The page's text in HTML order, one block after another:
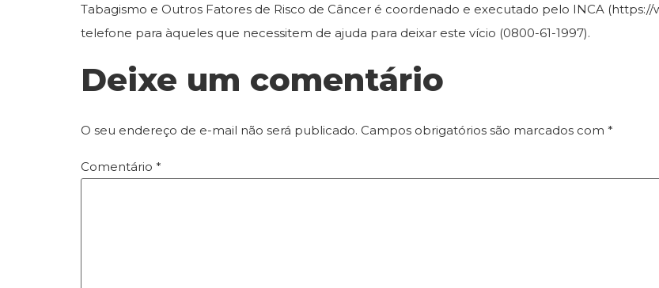
Tabagismo e Outros Fatores de Risco de Câncer é coordenado e executado pelo INCA
telefone para àqueles que necessitem de ajuda para deixar este vício (0800-61-1997).
Deixe um comentário
O seu endereço de e-mail não será publicado. Campos obrigatórios são marcados com *
Comentário *